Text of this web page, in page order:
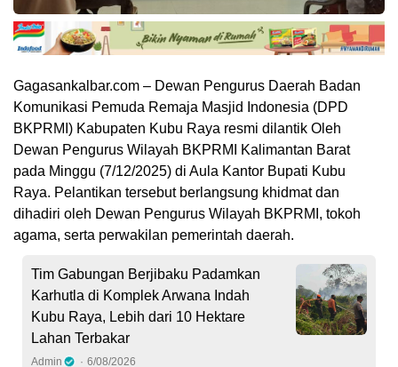
Gagasankalbar.com – Dewan Pengurus Daerah Badan
Komunikasi Pemuda Remaja Masjid Indonesia (DPD
BKPRMI) Kabupaten Kubu Raya resmi dilantik Oleh
Dewan Pengurus Wilayah BKPRMI Kalimantan Barat
pada Minggu (7/12/2025) di Aula Kantor Bupati Kubu
Raya. Pelantikan tersebut berlangsung khidmat dan
dihadiri oleh Dewan Pengurus Wilayah BKPRMI, tokoh
agama, serta perwakilan pemerintah daerah.
Tim Gabungan Berjibaku Padamkan
Karhutla di Komplek Arwana Indah
Kubu Raya, Lebih dari 10 Hektare
Lahan Terbakar
Admin 6/08/2026